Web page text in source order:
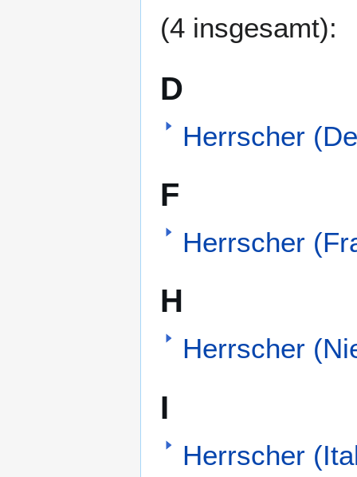
(4 insgesamt):
D
Herrscher
F
Herrscher
H
Herrscher
I
Herrscher